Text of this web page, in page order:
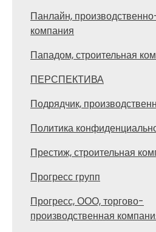
Панлайн,
компания
Пападом, строительная
ПЕРСПЕКТИВА
Подрядчик,
Политика
Престиж, строительная
Прогресс групп
Прогресс, ООО, торгово-
производственная